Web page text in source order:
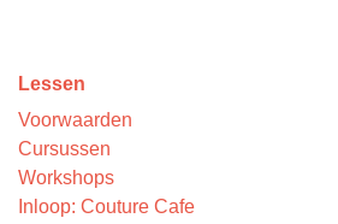
Lessen
Voorwaarden
Cursussen
Workshops
Inloop: Couture Cafe